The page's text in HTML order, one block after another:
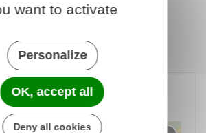
MON AGENDA
PRATIQUES
want to activate
Personalize
OK, accept all
Deny all cookies